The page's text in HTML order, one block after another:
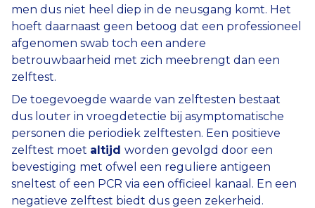
men dus niet heel diep in de neusgang komt. Het
hoeft daarnaast geen betoog dat een professioneel
afgenomen swab toch een andere
betrouwbaarheid met zich meebrengt dan een
zelftest.
De toegevoegde waarde van zelftesten bestaat
dus louter in vroegdetectie bij asymptomatische
personen die periodiek zelftesten. Een positieve
zelftest moet altijd worden gevolgd door een
bevestiging met ofwel een reguliere antigeen
sneltest of een PCR via een officieel kanaal. En een
negatieve zelftest biedt dus geen zekerheid.